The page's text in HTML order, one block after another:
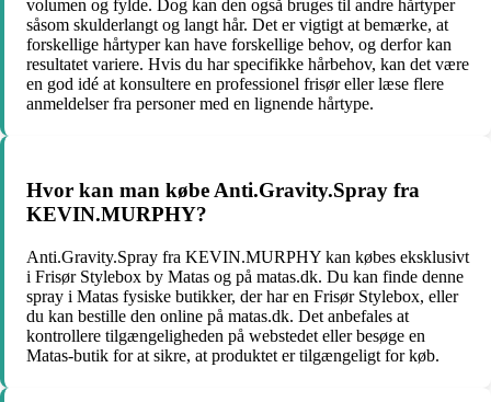
volumen og fylde. Dog kan den også bruges til andre hårtyper
såsom skulderlangt og langt hår. Det er vigtigt at bemærke, at
forskellige hårtyper kan have forskellige behov, og derfor kan
resultatet variere. Hvis du har specifikke hårbehov, kan det være
en god idé at konsultere en professionel frisør eller læse flere
anmeldelser fra personer med en lignende hårtype.
Hvor kan man købe Anti.Gravity.Spray fra
KEVIN.MURPHY?
Anti.Gravity.Spray fra KEVIN.MURPHY kan købes eksklusivt
i Frisør Stylebox by Matas og på matas.dk. Du kan finde denne
spray i Matas fysiske butikker, der har en Frisør Stylebox, eller
du kan bestille den online på matas.dk. Det anbefales at
kontrollere tilgængeligheden på webstedet eller besøge en
Matas-butik for at sikre, at produktet er tilgængeligt for køb.